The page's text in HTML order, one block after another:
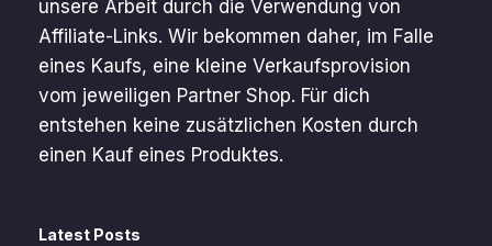
unsere Arbeit durch die Verwendung von
Affiliate-Links. Wir bekommen daher, im Falle
eines Kaufs, eine kleine Verkaufsprovision
vom jeweiligen Partner Shop. Für dich
entstehen keine zusätzlichen Kosten durch
einen Kauf eines Produktes.
Latest Posts